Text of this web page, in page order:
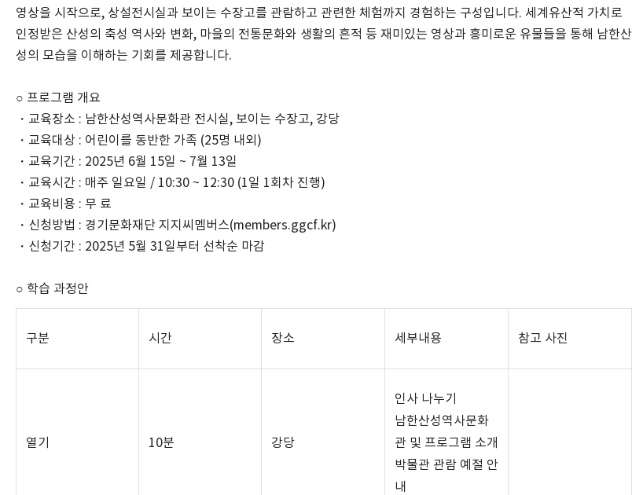
영상을 시작으로, 상설전시실과 보이는 수장고를 관람하고 관련한 체험까지 경험하는 구성입니다. 세계유산적 가치로
인정받은 산성의 축성 역사와 변화, 마을의 전통문화와 생활의 흔적 등 재미있는 영상과 흥미로운 유물들을 통해 남한산
성의 모습을 이해하는 기회를 제공합니다.
○ 프로그램 개요
・교육장소 : 남한산성역사문화관 전시실, 보이는 수장고, 강당
・교육대상 : 어린이를 동반한 가족 (25명 내외 )
・교육기간 : 2025년 6월 15일 ~ 7월 13일
・교육시간 : 매주 일요일 / 10:30 ~ 12:30 (1일 1회차 진행)
・교육비용 : 무 료
・신청방법 : 경기문화재단 지지씨멤버스(members.ggcf.kr)
・신청기간 : 2025년 5월 31일부터 선착순 마감
○ 학습 과정안
구분 시간 장소 세부내용 참고 사진
열기 10분 강당
인사 나누기
남한산성역사문화
관 및 프로그램 소개
박물관 관람 예절 안
내